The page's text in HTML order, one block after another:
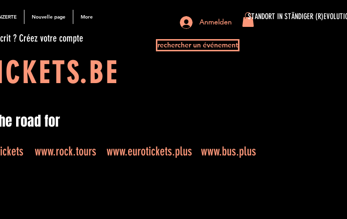
Nouvelle page More STANDORT IN STÄNDIGER
? Créez votre compte
Anmelden
rechercher un événement
road for
www.rock.tours www.eurotickets.plus www.bus.plus